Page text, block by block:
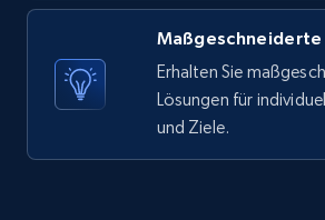
Twitter posts URLs
ID, User posted, Name,
posted, Photos, URL, Quoted post,
1.2K+
Maßgeschneiderte
Erhalten Sie
Lösungen für
und Ziele.